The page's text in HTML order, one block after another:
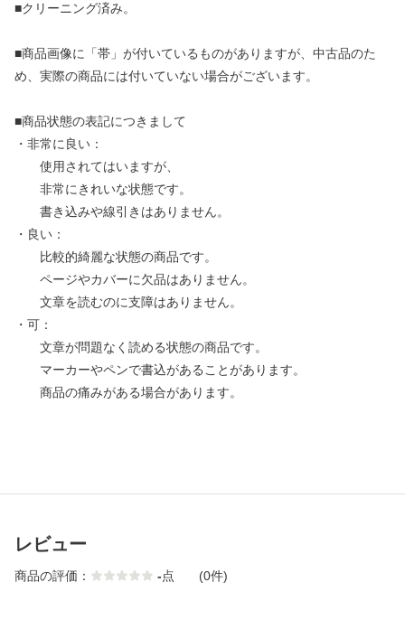
■クリーニング済み。
■商品画像に「帯」が付いているものがありますが、中古品のた
め、実際の商品には付いていない場合がございます。
■商品状態の表記につきまして
・非常に良い：
使用されてはいますが、
非常にきれいな状態です。
書き込みや線引きはありません。
・良い：
比較的綺麗な状態の商品です。
ページやカバーに欠品はありません。
文章を読むのに支障はありません。
・可：
文章が問題なく読める状態の商品です。
マーカーやペンで書込があることがあります。
商品の痛みがある場合があります。
レビュー
商品の評価： -点 (0件)